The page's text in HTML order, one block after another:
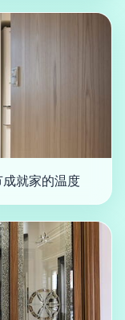
就家的温度